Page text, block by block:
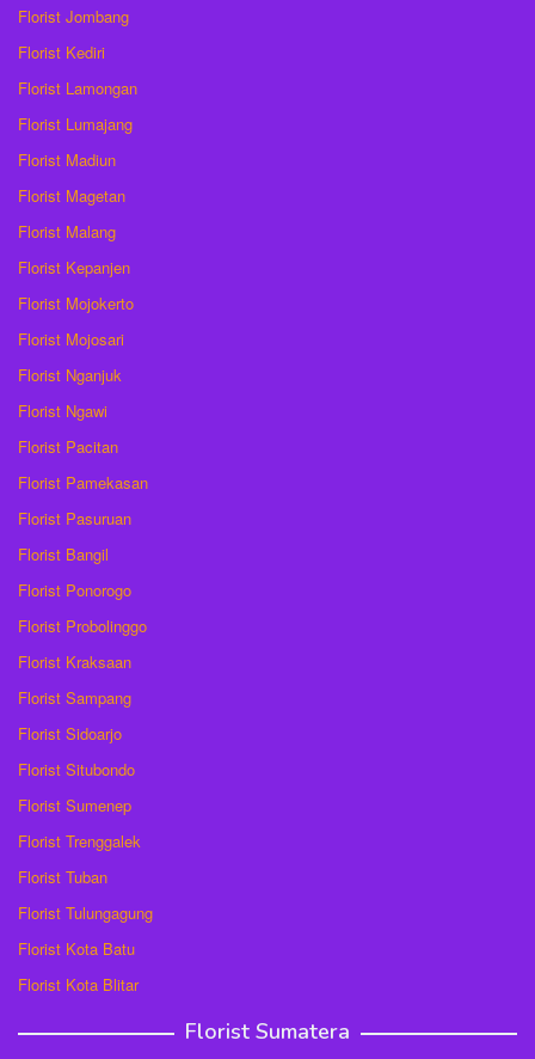
Florist Jombang
Florist Kediri
Florist Lamongan
Florist Lumajang
Florist Madiun
Florist Magetan
Florist Malang
Florist Kepanjen
Florist Mojokerto
Florist Mojosari
Florist Nganjuk
Florist Ngawi
Florist Pacitan
Florist Pamekasan
Florist Pasuruan
Florist Bangil
Florist Ponorogo
Florist Probolinggo
Florist Kraksaan
Florist Sampang
Florist Sidoarjo
Florist Situbondo
Florist Sumenep
Florist Trenggalek
Florist Tuban
Florist Tulungagung
Florist Kota Batu
Florist Kota Blitar
Florist Sumatera